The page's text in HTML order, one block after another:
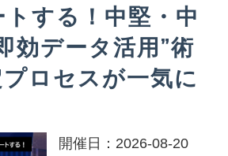
する！中堅・中
効データ活用”術
ロセスが一気に
開催日：2026-08-20